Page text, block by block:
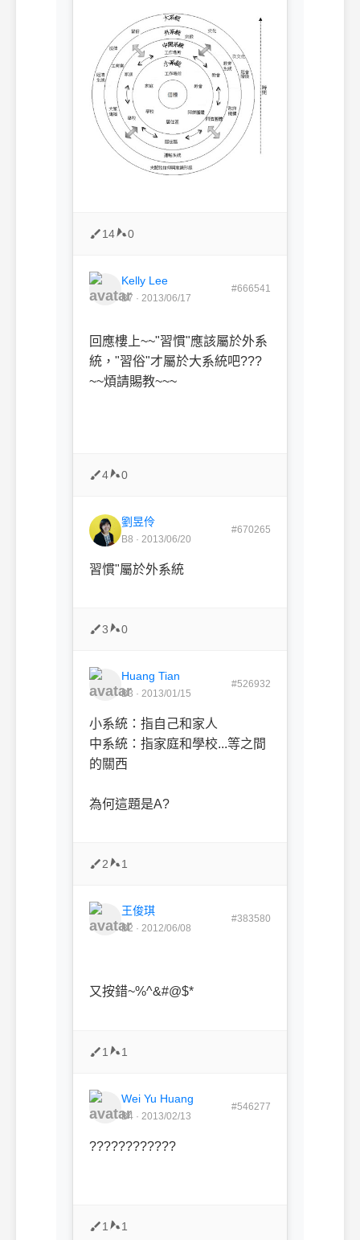
14 0
Kelly Lee
B7 · 2013/06/17
#666541
回應樓上~~"習慣"應該屬於外系
統，"習俗"才屬於大系統吧???
~~煩請賜教~~~
4 0
劉昱伶
B8 · 2013/06/20
#670265
習慣"屬於外系統
3 0
Huang Tian
B3 · 2013/01/15
#526932
小系統：指自己和家人
中系統：指家庭和學校...等之間
的關西
為何這題是A?
2 1
王俊琪
B2 · 2012/06/08
#383580
又按錯~%^&#@$*
1 1
Wei Yu Huang
B4 · 2013/02/13
#546277
????????????
1 1